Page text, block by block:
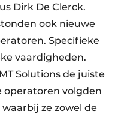
Dirk De Clerck.
ook nieuwe
Specifieke
vaardigheden.
Solutions de juiste
operatoren volgden
ze zowel de